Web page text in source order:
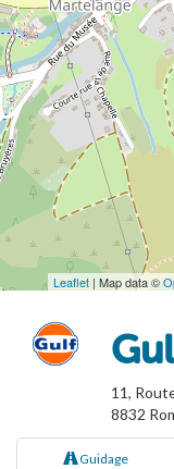
Leaflet | Map data ©
11,
8832
Guidage